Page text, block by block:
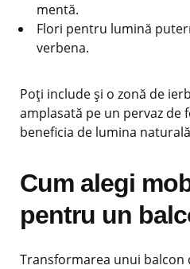
mentă.
Flori pentru lumină
verbena.
Poți include și o zonă de
amplasată pe un pervaz de
beneficia de lumina
Cum alegi
pentru un
Transformarea unui balcon